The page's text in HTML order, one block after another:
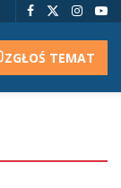
ZGŁOŚ TEMAT